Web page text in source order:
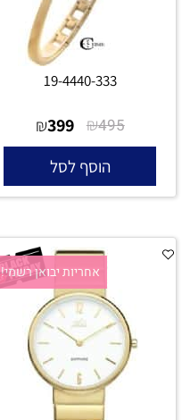
19-4440-333
₪495
₪399
הוסף לסל
אחריות יבואן רשמי!